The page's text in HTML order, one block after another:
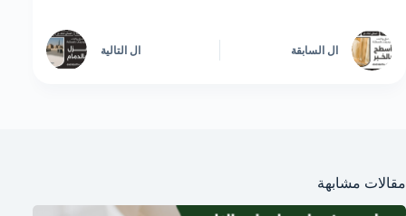
ال السابقة ال التالية
مقالات مشابهة